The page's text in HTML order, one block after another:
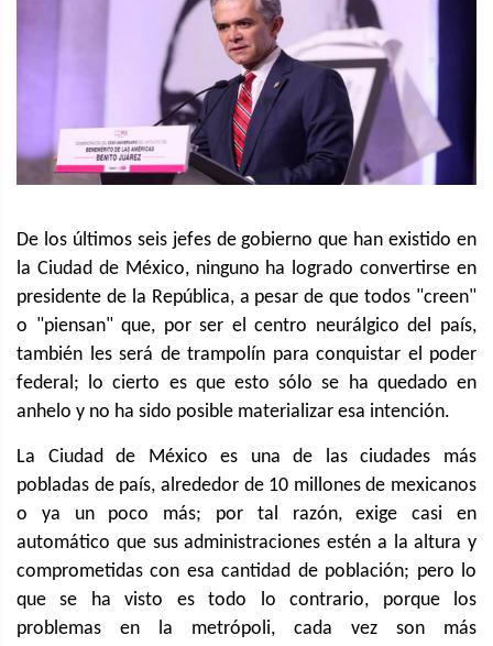
De los últimos seis jefes de gobierno que han existido en
la Ciudad de México, ninguno ha logrado convertirse en
presidente de la República, a pesar de que todos "creen"
o "piensan" que, por ser el centro neurálgico del país,
también les será de trampolín para conquistar el poder
federal; lo cierto es que esto sólo se ha quedado en
anhelo y no ha sido posible materializar esa intención.
La Ciudad de México es una de las ciudades más
pobladas de país, alrededor de 10 millones de mexicanos
o ya un poco más; por tal razón, exige casi en
automático que sus administraciones estén a la altura y
comprometidas con esa cantidad de población; pero lo
que se ha visto es todo lo contrario, porque los
problemas en la metrópoli, cada vez son más